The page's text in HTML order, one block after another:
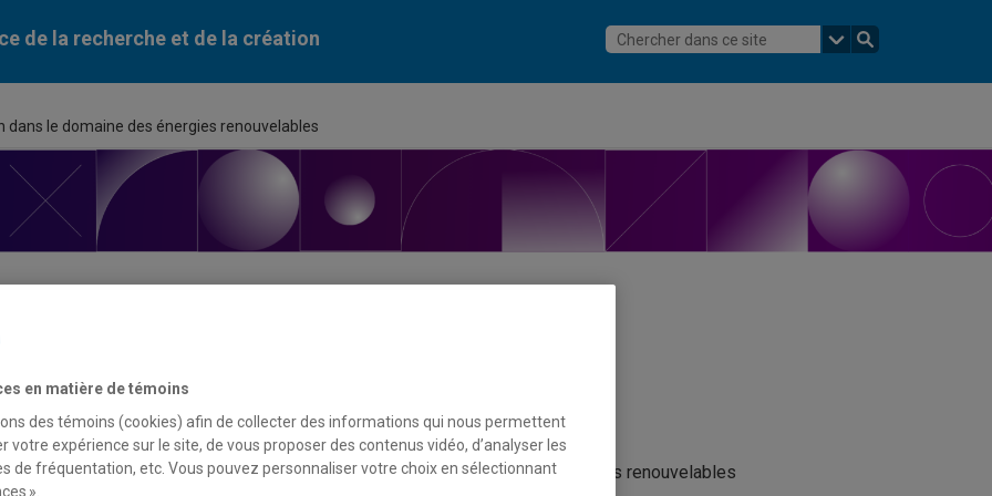
de la recherche et de la création
le domaine des énergies renouvelables
de financement
programme
propositions pour des projets de démonstration dans le domaine des énergies renouvelables
en matière de témoins
des témoins (cookies) afin de collecter des informations qui nous permettent
votre expérience sur le site, de vous proposer des contenus vidéo, d’analyser les
de fréquentation, etc. Vous pouvez personnaliser votre choix en sélectionnant
».